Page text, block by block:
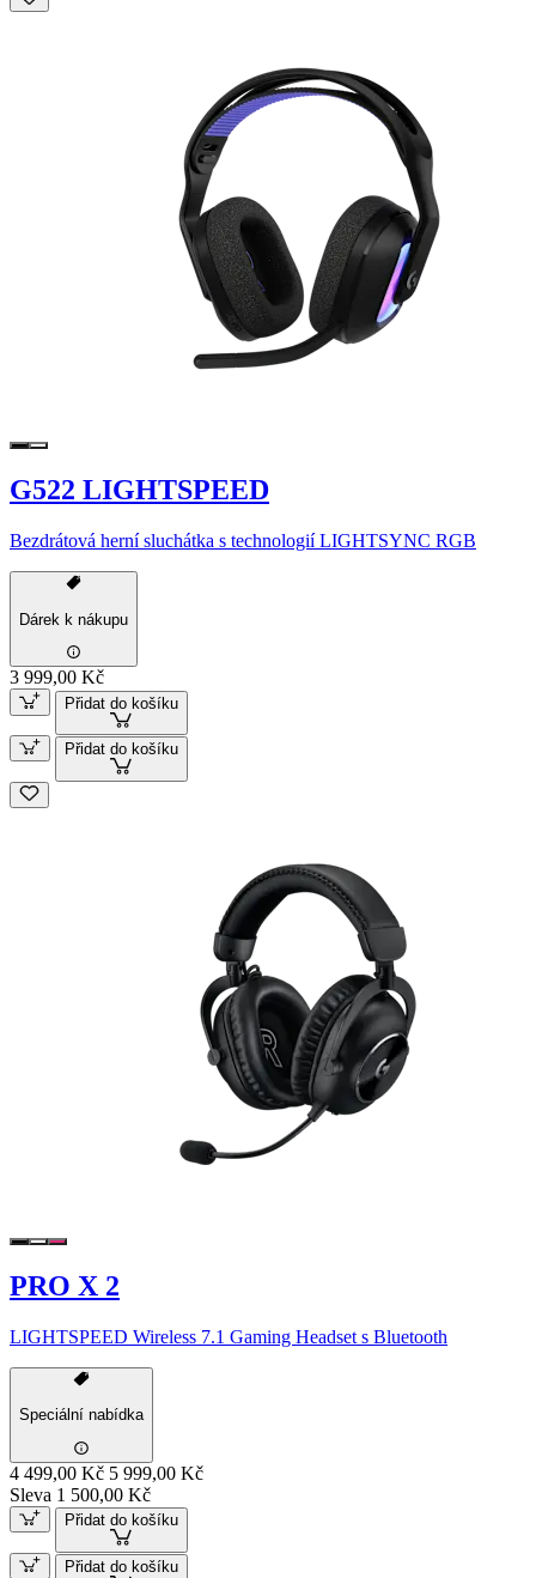
G522 LIGHTSPEED
Bezdrátová herní sluchátka s technologií LIGHTSYNC RGB
Dárek k nákupu
3 999,00 Kč
Přidat do košíku
Přidat do košíku
PRO X 2
LIGHTSPEED Wireless 7.1 Gaming Headset s Bluetooth
Speciální nabídka
4 499,00 Kč 5 999,00 Kč
Sleva 1 500,00 Kč
Přidat do košíku
Přidat do košíku